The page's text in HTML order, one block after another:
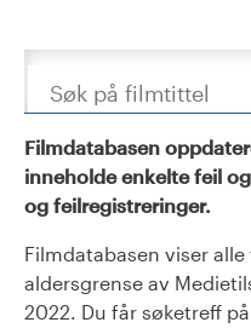
Søk
Filmdatabasen
inneholde enkelte feil
og feilregistreringer.
Filmdatabasen viser
aldersgrense av
2022. Du får søketreff